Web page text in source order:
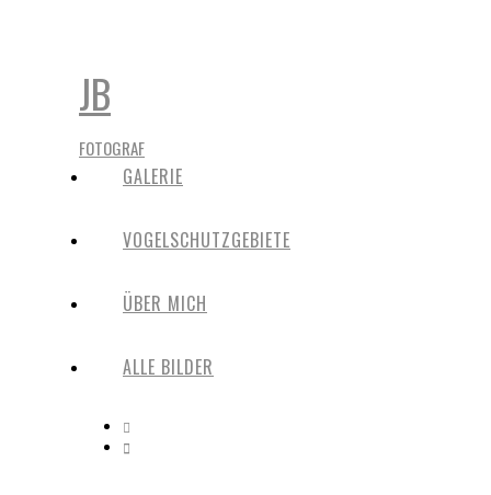
JB
FOTOGRAF
GALERIE
VOGELSCHUTZGEBIETE
ÜBER MICH
ALLE BILDER